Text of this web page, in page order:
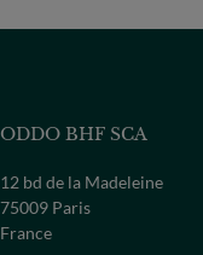
ODDO BHF SCA
12 bd de la Madeleine
75009 Paris
France